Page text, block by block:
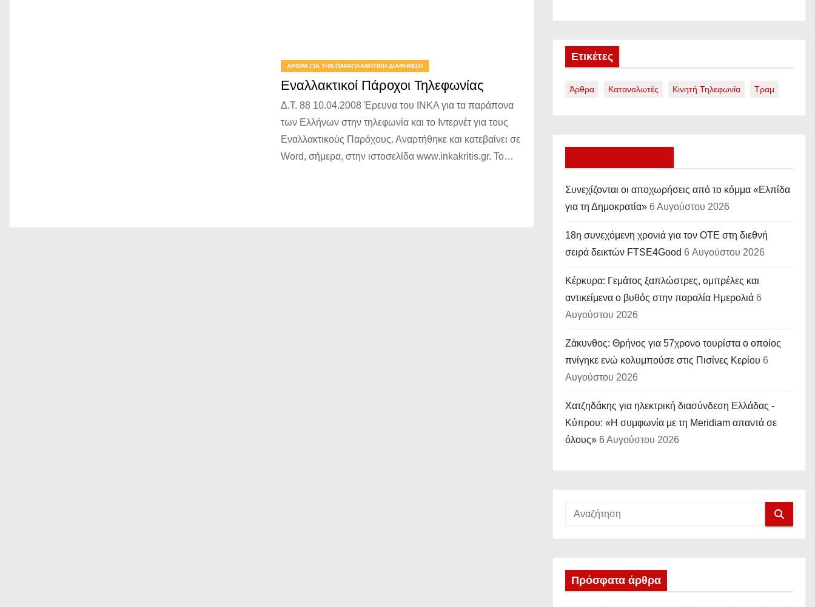
ΆΡΘΡΑ ΓΙΑ ΤΗΝ ΠΑΡΑΠΛΑΝΗΤΙΚΉ ΔΙΑΦΉΜΙΣΗ
Εναλλακτικοί Πάροχοι Τηλεφωνίας
Δ.Τ. 88 10.04.2008 Έρευνα του ΙΝΚΑ για τα παράπονα
των Ελλήνων στην τηλεφωνία και το Ιντερνέτ για τους
Εναλλακτικούς Παρόχους. Αναρτήθηκε και κατεβαίνει σε
Word, σήμερα, στην ιστοσελίδα www.inkakritis.gr. Το…
Ετικέτες
Άρθρα Καταναλωτές Κινητή Τηλεφωνία Τραμ
Συνεχίζονται οι αποχωρήσεις από το κόμμα «Ελπίδα
για τη Δημοκρατία» 6 Αυγούστου 2026
18η συνεχόμενη χρονιά για τον ΟΤΕ στη διεθνή
σειρά δεικτών FTSE4Good 6 Αυγούστου 2026
Κέρκυρα: Γεμάτος ξαπλώστρες, ομπρέλες και
αντικείμενα ο βυθός στην παραλία Ημερολιά 6
Αυγούστου 2026
Ζάκυνθος: Θρήνος για 57χρονο τουρίστα ο οποίος
πνίγηκε ενώ κολυμπούσε στις Πισίνες Κερίου 6
Αυγούστου 2026
Χατζηδάκης για ηλεκτρική διασύνδεση Ελλάδας -
Κύπρου: «Η συμφωνία με τη Meridiam απαντά σε
όλους» 6 Αυγούστου 2026
Πρόσφατα άρθρα